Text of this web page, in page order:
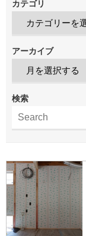
カテゴリ
アーカイブ
検索